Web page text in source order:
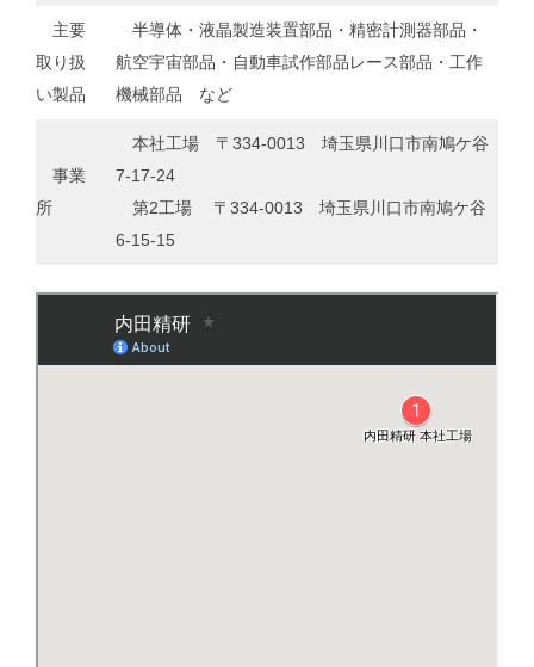
主要
取り扱
い製品
半導体・液晶製造装置部品・精密計測器部品・
航空宇宙部品・自動車試作部品レース部品・工作
機械部品 など
事業
所
本社工場 〒334-0013 埼玉県川口市南鳩ケ谷
7-17-24
第2工場 〒334-0013 埼玉県川口市南鳩ケ谷
6-15-15